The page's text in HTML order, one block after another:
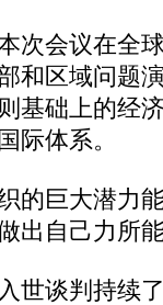
会议在全
和区域问题
基础上的经
际体系。
巨大潜力
出自己力所
谈判持续